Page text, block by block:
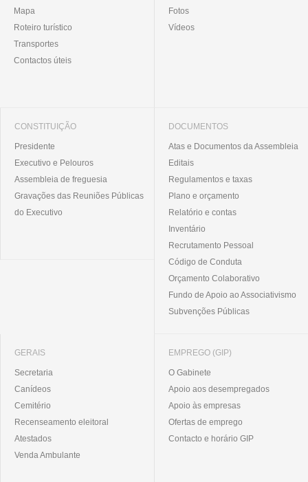
Mapa
Roteiro turístico
Transportes
Contactos úteis
Fotos
Vídeos
CONSTITUIÇÃO
Presidente
Executivo e Pelouros
Assembleia de freguesia
Gravações das Reuniões Públicas
do Executivo
DOCUMENTOS
Atas e Documentos da Assembleia
Editais
Regulamentos e taxas
Plano e orçamento
Relatório e contas
Inventário
Recrutamento Pessoal
Código de Conduta
Orçamento Colaborativo
Fundo de Apoio ao Associativismo
Subvenções Públicas
GERAIS
Secretaria
Canídeos
Cemitério
Recenseamento eleitoral
Atestados
Venda Ambulante
EMPREGO (GIP)
O Gabinete
Apoio aos desempregados
Apoio às empresas
Ofertas de emprego
Contacto e horário GIP